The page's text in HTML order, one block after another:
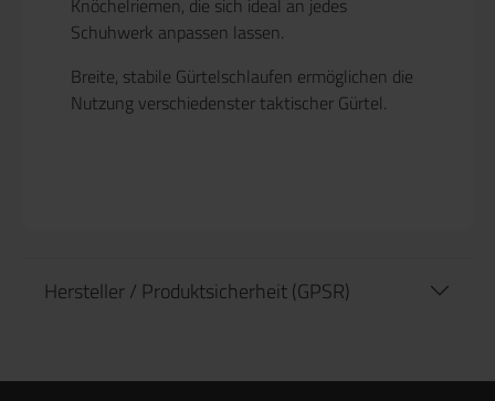
Schuhwerk anpassen lassen.
Breite, stabile Gürtelschlaufen ermöglichen die
Nutzung verschiedenster taktischer Gürtel.
Hersteller / Produktsicherheit (GPSR)